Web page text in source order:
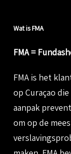
Wat is FMA
FMA =
FMA is het
op Curaçao
aanpak
om op de